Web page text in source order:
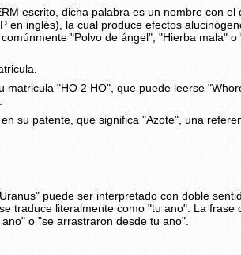
escrito, dicha palabra es un nombre con el
en inglés), la cual produce efectos
"Polvo de ángel", "Hierba mala" o
matricula "HO 2 HO", que puede leerse
su patente, que significa "Azote", una
puede ser interpretado con doble
se traduce literalmente como "tu ano". La frase
o "se arrastraron desde tu ano".